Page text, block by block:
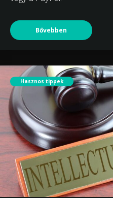
Bővebben
Hasznos tippek